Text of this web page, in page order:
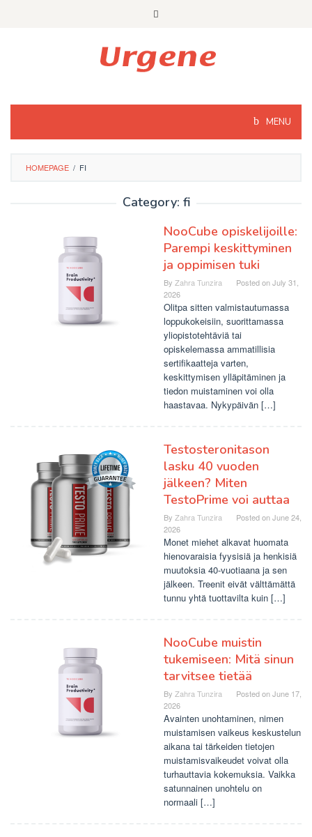
MENU
HOMEPAGE / FI
Category: fi
NooCube opiskelijoille:
Parempi keskittyminen
ja oppimisen tuki
By Zahra Tunzira Posted onJuly 31,
2026
Olitpa sitten valmistautumassa
loppukokeisiin, suorittamassa
yliopistotehtäviä tai
opiskelemassa ammatillisia
sertifikaatteja varten,
keskittymisen ylläpitäminen ja
tiedon muistaminen voi olla
haastavaa. Nykypäivän […]
Testosteronitason
lasku 40 vuoden
jälkeen? Miten
TestoPrime voi auttaa
By Zahra Tunzira Posted onJune 24,
2026
Monet miehet alkavat huomata
hienovaraisia ​​fyysisiä ja henkisiä
muutoksia 40-vuotiaana ja sen
jälkeen. Treenit eivät välttämättä
tunnu yhtä tuottavilta kuin […]
NooCube muistin
tukemiseen: Mitä sinun
tarvitsee tietää
By Zahra Tunzira Posted onJune 17,
2026
Avainten unohtaminen, nimen
muistamisen vaikeus keskustelun
aikana tai tärkeiden tietojen
muistamisvaikeudet voivat olla
turhauttavia kokemuksia. Vaikka
satunnainen unohtelu on
normaali […]